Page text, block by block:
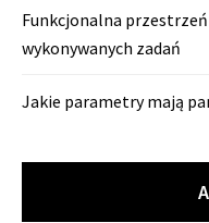
Funkcjonalna
wykonywanych zadań
Jakie parametry mają